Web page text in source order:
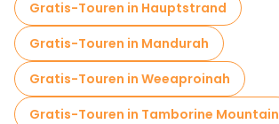
Gratis-Touren in Hauptstrand
Gratis-Touren in Mandurah
Gratis-Touren in Weeaproinah
Gratis-Touren in Tamborine Mountain